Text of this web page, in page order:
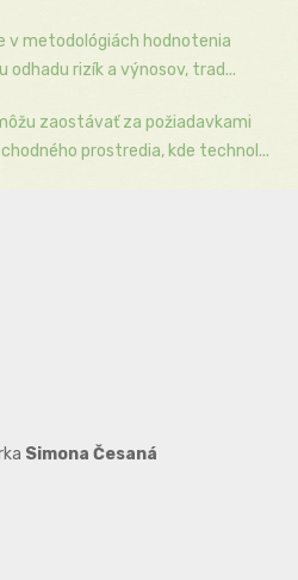
v metodológiách hodnotenia
odhadu rizík a výnosov, trad...
zaostávať za požiadavkami
prostredia, kde technol...
Simona Česaná